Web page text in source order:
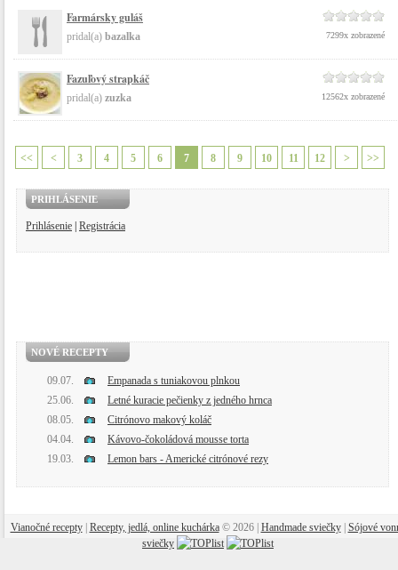
Farmársky guláš
pridal(a) bazalka 7299x zobrazené
Fazuľový strapkáč
pridal(a) zuzka 12562x zobrazené
<< < 3 4 5 6 7 8 9 10 11 12 > >>
PRIHLÁSENIE
Prihlásenie Registrácia
NOVÉ RECEPTY
09.07.
Empanada s tuniakovou plnkou
25.06.
Letné kuracie pečienky z jedného hrnca
08.05.
Citrónovo makový koláč
04.04.
Kávovo-čokoládová mousse torta
19.03.
Lemon bars - Americké citrónové rezy
Vianočné recepty| Recepty, jedlá, online kuchárka© 2026 | Handmade sviečky| Sójové
sviečky